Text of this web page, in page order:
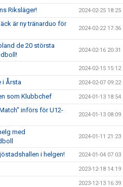
Riksläger! 2024-02-25 18:25
är ny tränarduo för
2024-02-22 17:36
de 20 största
2024-02-16 20:31
2024-02-15 15:12
i Årsta 2024-02-07 09:22
som Klubbchef 2024-01-13 18:54
införs för U12-
2024-01-13 08:09
med
2024-01-11 21:23
i helgen! 2024-01-04 07:03
2023-12-18 14:19
2023-12-13 16:39